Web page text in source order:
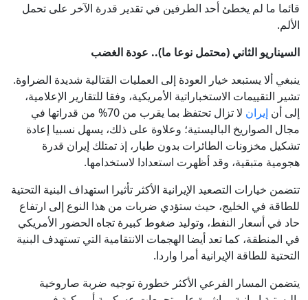
قائما ما لم يخطئ أحد الطرفين في تقدير قدرة الآخر على تحمل
الألم.
السيناريو الثاني (محتمل نوعا ما).. عودة الغضب
ينبغي ألا يستبعد خيار العودة إلى العمليات القتالية شديدة الضراوة.
تشير التقييمات الاستخباراتية الأمريكية، وفقا للتقارير الإعلامية،
إلى أن إيران
لا تزال تحتفظ بما يقرب من 70% من قدراتها في
مجال الصواريخ الباليستية؛ وعلاوة على ذلك، يسهل نسبيا إعادة
تشكيل مخزونات الطائرات بدون طيار، إذ تمتلك إيران قدرة
هجومية متبقية، وقد أظهرت استعدادا لاستخدامها.
تتضمن خيارات التصعيد الإيرانية الأكثر تأثيرا استهداف البنية التحتية
للطاقة في الخليج، حيث ستؤدي ضربات من هذا النوع إلى ارتفاع
حاد في أسعار النفط، وتوليد ضغوط كبيرة تجاه الحضور الأمريكي
في المنطقة، كما تعد أيضا الهجمات الانتقامية التي تستهدف البنية
التحتية للطاقة الإيرانية أمرا واردا.
يتضمن المسار الفرعي الأكثر خطورة توجيه ضربة صاروخية